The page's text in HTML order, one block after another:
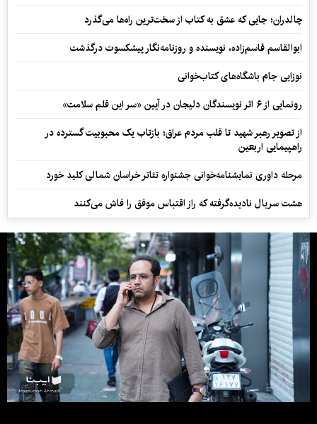
چالدران؛ جایی که عشق به کتاب از سخت‌ترین راه‌ها می‌گذرد
ابوالقاسم قاسم‌زاده، نویسنده و روزنامه‌نگار پیشکسوت درگذشت
نوزایی جام باشگاه‌های کتاب‌خوانی
رونمایی از ۶ اثر نویسندگان دلیجان در آیین «سر این قلم سلامت»
از تصویر رهبر شهید تا قلب مردم عراق؛ بازتاب یک محبوبیت گسترده در
راهپیمایی اربعین
مرحله داوری نمایشنامه‌خوانی جشنواره تئاتر خراسان شمالی کلید خورد
هشت سریال نادیده‌گرفته که راز اقتباس موفق را فاش می‌کنند